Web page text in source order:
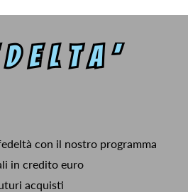
con il nostro programma
in credito euro
acquisti